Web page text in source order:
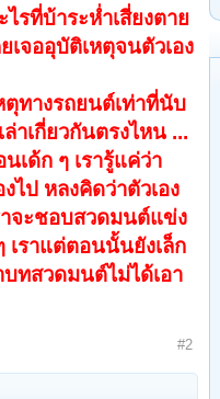
ไรที่บ้าระห่ำเสี่ยงตาย
จออุบัติเหตุจนตัวเอง
ทางรถยนต์เท่าที่นับ
าเกี่ยวกันตรงไหน ...
เด้ก ๆ เรารู้แค่ว่า
ไป หลงคิดว่าตัวเอง
จะชอบสวดมนต์แข่ง
ราแต่ตอนนั้นยังเล็ก
ทสวดมนต์ไม่ได้เอา
#2